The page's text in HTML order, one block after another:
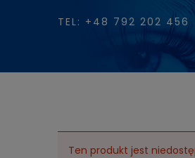
TEL: +48 792 202 456
Ten produkt jest